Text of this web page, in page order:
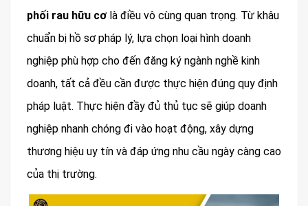
phối rau hữu cơ là điều vô cùng quan trọng. Từ khâu
chuẩn bị hồ sơ pháp lý, lựa chọn loại hình doanh
nghiệp phù hợp cho đến đăng ký ngành nghề kinh
doanh, tất cả đều cần được thực hiện đúng quy định
pháp luật. Thực hiện đầy đủ thủ tục sẽ giúp doanh
nghiệp nhanh chóng đi vào hoạt động, xây dựng
thương hiệu uy tín và đáp ứng nhu cầu ngày càng cao
của thị trường.